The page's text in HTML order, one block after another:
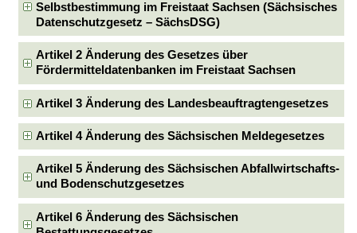
Selbstbestimmung im Freistaat Sachsen (Sächsisches
Datenschutzgesetz – SächsDSG)
Artikel 2 Änderung des Gesetzes über
Fördermitteldatenbanken im Freistaat Sachsen
Artikel 3 Änderung des Landesbeauftragtengesetzes
Artikel 4 Änderung des Sächsischen Meldegesetzes
Artikel 5 Änderung des Sächsischen Abfallwirtschafts-
und Bodenschutzgesetzes
Artikel 6 Änderung des Sächsischen